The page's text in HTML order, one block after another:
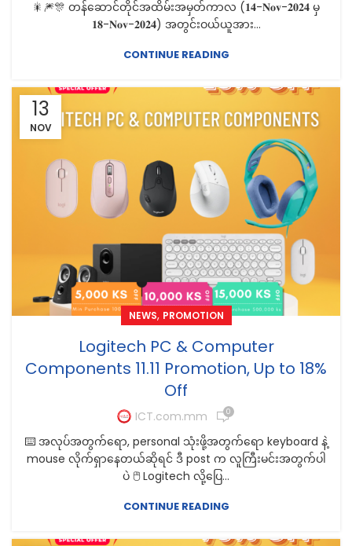
🎇🎆🎊 တန်ဆောင်တိုင်အထိမ်းအမှတ်ကာလ (𝟏𝟒-𝐍𝐨𝐯-𝟐𝟎𝟐𝟒 မှ
𝟏𝟖-𝐍𝐨𝐯-𝟐𝟎𝟐𝟒) အတွင်းဝယ်ယူအား...
CONTINUE READING
13
NOV
NEWS, PROMOTION
Logitech PC & Computer
Components 11.11 Promotion, Up to 18%
Off
ICT.com.mm 0
⌨️ အလုပ်အတွက်ရော, personal သုံးဖို့အတွက်ရော keyboard နဲ့
mouse လိုက်ရှာနေတယ်ဆိုရင် ဒီ post က လူကြီးမင်းအတွက်ပါ
ပဲ 🖱️ Logitech လို့ပြေ...
CONTINUE READING